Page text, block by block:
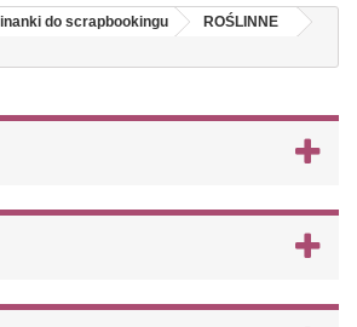
do scrapbookingu
ROŚLINNE